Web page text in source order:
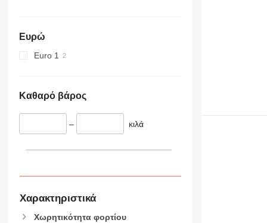
Ευρώ
Euro 1
Καθαρό βάρος
– κιλά
Χαρακτηριστικά
Χωρητικότητα φορτίου